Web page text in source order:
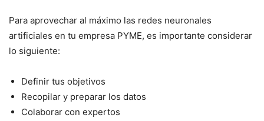
Para aprovechar al máximo las redes neuronales
artificiales en tu empresa PYME, es importante considerar
lo siguiente:
Definir tus objetivos
Recopilar y preparar los datos
Colaborar con expertos